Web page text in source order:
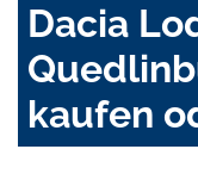
Dacia
kaufen